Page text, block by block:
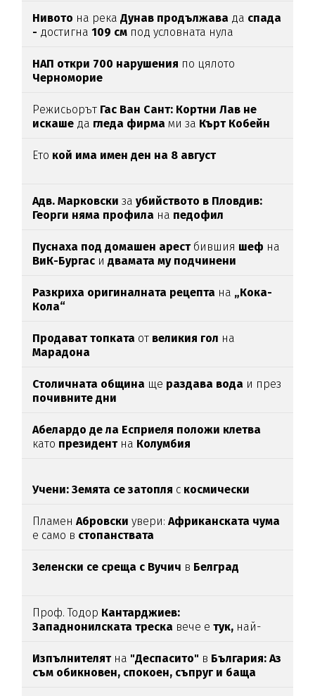
Нивото на рекаДунав продължава да спада
- достигна109 см под условната нула
НАП откри 700 нарушения по цялото
Черноморие
Режисьорът Гас Ван Сант: Кортни Лав не
искаше да гледа фирма ми за Кърт Кобейн
Ето кой има имен ден на 8 август
Адв. Марковски заубийството в Пловдив:
Георги няма профила на педофил
Пуснаха под домашен арестбившия шеф на
ВиК-Бургас и двамата му подчинени
Разкриха оригиналната рецепта на „Кока-
Кола“
Продават топката от великия гол на
Марадона
Столичната община ще раздава вода и през
почивните дни
Абелардо де ла Есприеля положи клетва
като президент на Колумбия
Учени: Земята се затопля с космически
ПламенАбровски увери:Африканската чума
е само в стопанствата
Зеленски се среща с Вучич в Белград
Проф. Тодор Кантарджиев:
Западнонилската треска вече етук, най-
Изпълнителятна "Деспасито" в България: Аз
съм обикновен, спокоен, съпруг и баща